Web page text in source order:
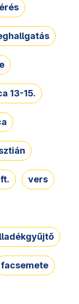
13-15.
vers
facsemete